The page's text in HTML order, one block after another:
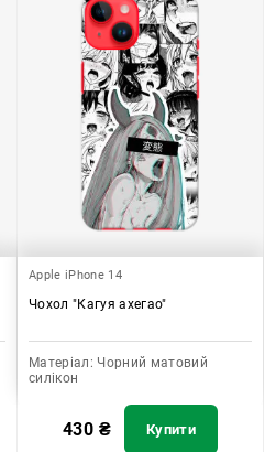
Apple iPhone 14
Чохол "Кагуя ахегао"
Матеріал: Чорний матовий
силікон
430 ₴ Купити